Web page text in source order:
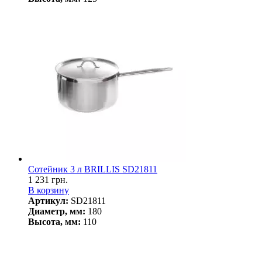
Сотейник 3 л BRILLIS SD21811
1 231 грн.
В корзину
Артикул: SD21811
Диаметр, мм: 180
Высота, мм: 110